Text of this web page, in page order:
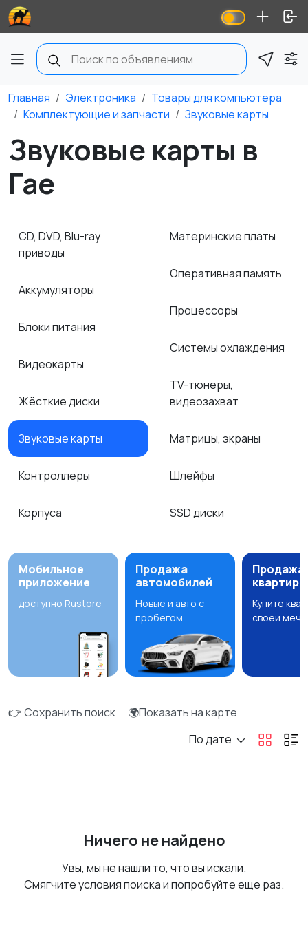
Главная Электроника
Товары для компьютера
Комплектующие и запчасти
Звуковые карты
Звуковые карты в
Гае
CD, DVD, Blu-ray
приводы
Аккумуляторы
Блоки питания
Видеокарты
Жёсткие диски
Звуковые карты
Контроллеры
Корпуса
Материнские платы
Оперативная память
Процессоры
Системы охлаждения
TV-тюнеры,
видеозахват
Матрицы, экраны
Шлейфы
SSD диски
Мобильное
приложение
доступно Rustore
Продажа
автомобилей
Новые и авто с
пробегом
Продажа
квартир
Купите
своей
👉 Сохранить поиск
🌍Показать на карте
По дате
Ничего не найдено
Увы, мы не нашли то, что вы искали.
Смягчите условия поиска и попробуйте еще раз.